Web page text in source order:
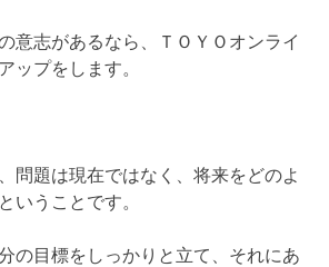
意志があるなら、ＴＯＹＯオンライ
ップをします。
問題は現在ではなく、将来をどのよ
いうことです。
の目標をしっかりと立て、それにあ